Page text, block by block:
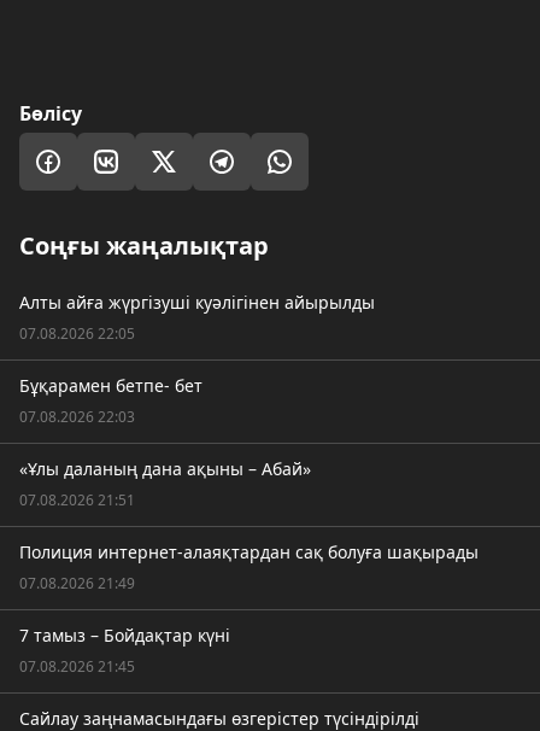
Бөлісу
Соңғы жаңалықтар
Алты айға жүргізуші куәлігінен айырылды
07.08.2026 22:05
Бұқарамен бетпе- бет
07.08.2026 22:03
«Ұлы даланың дана ақыны – Абай»
07.08.2026 21:51
Полиция интернет-алаяқтардан сақ болуға шақырады
07.08.2026 21:49
7 тамыз – Бойдақтар күні
07.08.2026 21:45
Сайлау заңнамасындағы өзгерістер түсіндірілді